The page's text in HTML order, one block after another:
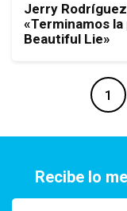
Jerry
«Terminamos
Beautiful Lie»
1
Recibe lo